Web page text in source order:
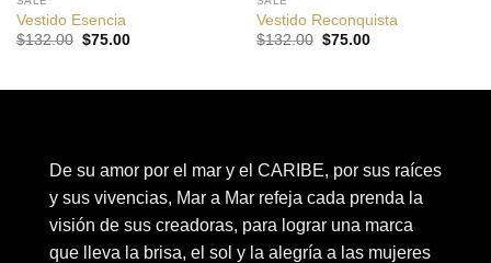
Vestido Esencia
$132.00 El
$75.00El
Vestido Reconquista
$132.00 El
$75.00El
De su amor por el mar y el CARIBE, por sus raíces
y sus vivencias, Mar a Mar refeja cada prenda la
visión de sus creadoras, para lograr una marca
que lleva la brisa, el sol y la alegría a las mujeres